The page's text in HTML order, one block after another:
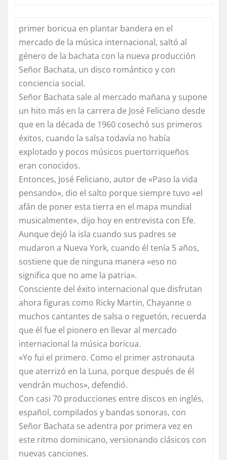
primer boricua en plantar bandera en el
mercado de la música internacional, saltó al
género de la bachata con la nueva producción
Señor Bachata, un disco romántico y con
conciencia social.
Señor Bachata sale al mercado mañana y supone
un hito más en la carrera de José Feliciano desde
que en la década de 1960 cosechó sus primeros
éxitos, cuando la salsa todavía no había
explotado y pocos músicos puertorriqueños
eran conocidos.
Entonces, José Feliciano, autor de «Paso la vida
pensando», dio el salto porque siempre tuvo «el
afán de poner esta tierra en el mapa mundial
musicalmente», dijo hoy en entrevista con Efe.
Aunque dejó la isla cuando sus padres se
mudaron a Nueva York, cuando él tenía 5 años,
sostiene que de ninguna manera «eso no
significa que no ame la patria».
Consciente del éxito internacional que disfrutan
ahora figuras como Ricky Martin, Chayanne o
muchos cantantes de salsa o reguetón, recuerda
que él fue el pionero en llevar al mercado
internacional la música boricua.
«Yo fui el primero. Como el primer astronauta
que aterrizó en la Luna, porque después de él
vendrán muchos», defendió.
Con casi 70 producciones entre discos en inglés,
español, compilados y bandas sonoras, con
Señor Bachata se adentra por primera vez en
este ritmo dominicano, versionando clásicos con
nuevas canciones.